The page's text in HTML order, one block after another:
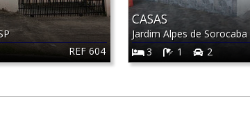
REF 604
CASAS
Jardim Alpes de Sorocaba
3
1 2